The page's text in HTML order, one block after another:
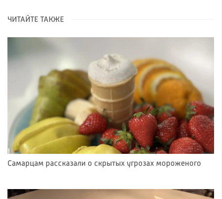
ЧИТАЙТЕ ТАКЖЕ
Самарцам рассказали о скрытых угрозах мороженого